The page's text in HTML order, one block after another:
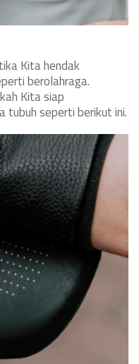
Kita hendak
berolahraga.
Kita siap
tubuh seperti berikut ini.